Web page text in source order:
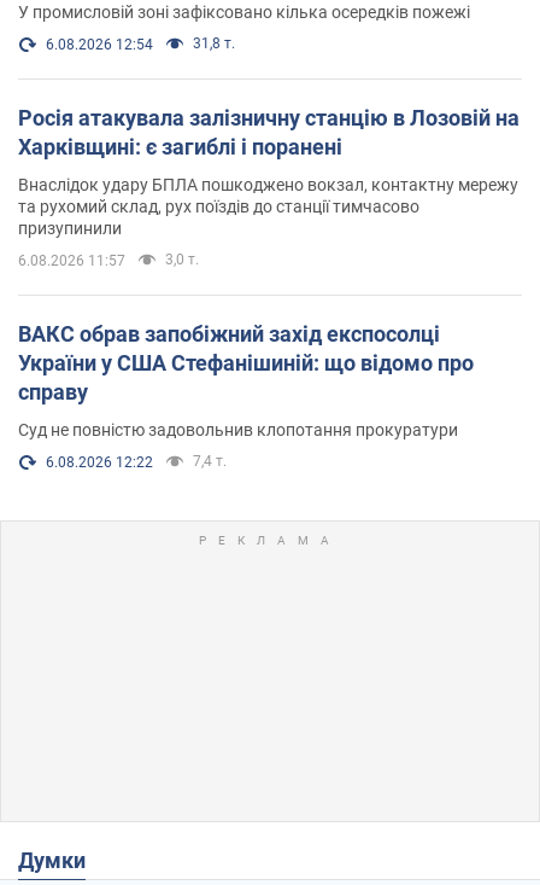
У промисловій зоні зафіксовано кілька осередків пожежі
6.08.2026 12:54 31,8 т.
Росія атакувала залізничну станцію в Лозовій на
Харківщині: є загиблі і поранені
Внаслідок удару БПЛА пошкоджено вокзал, контактну мережу
та рухомий склад, рух поїздів до станції тимчасово
призупинили
6.08.2026 11:57 3,0 т.
ВАКС обрав запобіжний захід експосолці
України у США Стефанішиній: що відомо про
справу
Суд не повністю задовольнив клопотання прокуратури
6.08.2026 12:22 7,4 т.
Думки